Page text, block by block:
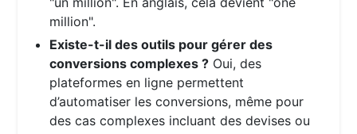
million".
Existe-t-il des outils pour gérer des
conversions complexes ? Oui, des
plateformes en ligne permettent
d’automatiser les conversions, même pour
des cas complexes incluant des devises ou